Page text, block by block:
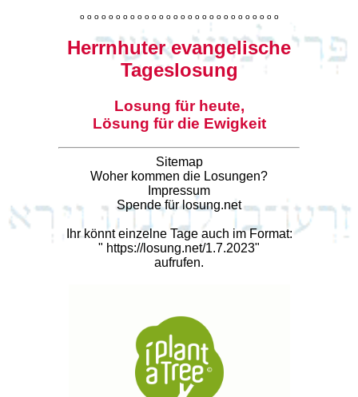
o o o o o o o o o o o o o o o o o o o o o o o o o o o o
Herrnhuter evangelische
Tageslosung
Losung für heute,
Lösung für die Ewigkeit
Sitemap
Woher kommen die Losungen?
Impressum
Spende für losung.net
Ihr könnt einzelne Tage auch im Format:
" https://losung.net/1.7.2023"
aufrufen.